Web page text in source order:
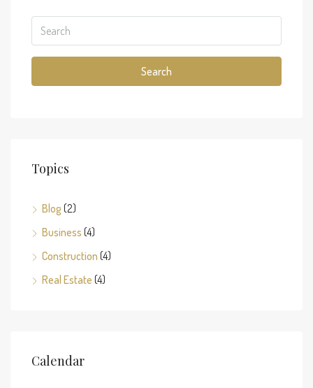
Search
Topics
Blog (2)
Business (4)
Construction (4)
Real Estate (4)
Calendar